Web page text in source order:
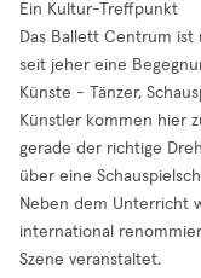
Ein Kultur-Treffpunkt
Das Ballett Centrum ist
seit jeher eine
Künste - Tänzer,
Künstler kommen hier
gerade der richtige
über eine
Neben dem Unterricht
international
Szene veranstaltet.